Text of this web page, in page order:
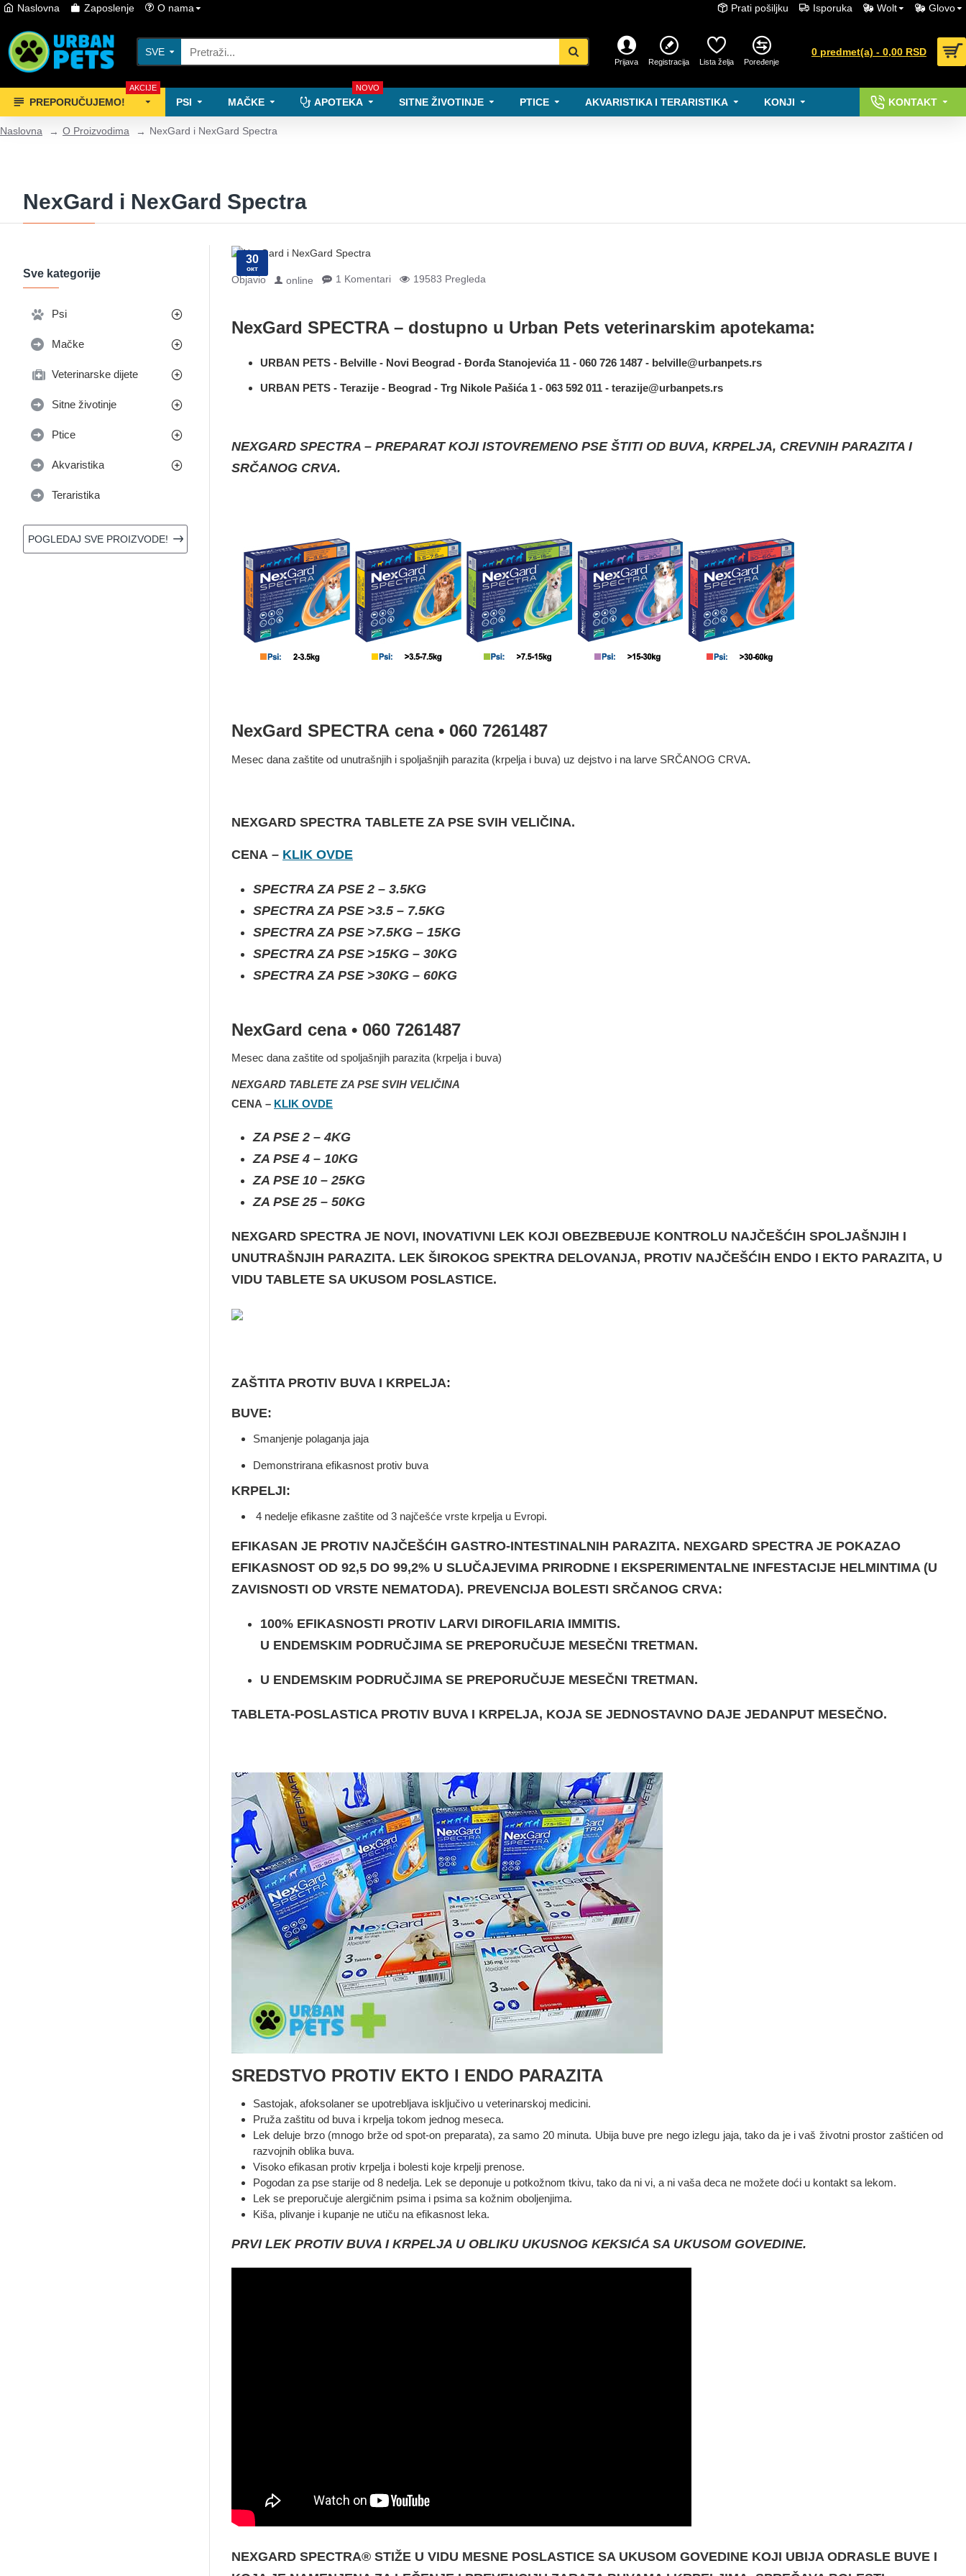
Naslovna Zaposlenje O nama Prati pošiljku Isporuka Wolt Glovo
SVE
Prijava Registracija Lista želja Poređenje
0 predmet(a) - 0,00 RSD
PREPORUČUJEMO!
AKCIJE
PSI MAČKE APOTEKA
NOVO
SITNE ŽIVOTINJE PTICE AKVARISTIKA I TERARISTIKA KONJI KONTAKT
Naslovna O Proizvodima NexGard i NexGard Spectra
NexGard i NexGard Spectra
Sve kategorije
Psi
Mačke
Veterinarske dijete
Sitne životinje
Ptice
Akvaristika
Teraristika
POGLEDAJ SVE PROIZVODE!
30
окт
Objavio online 1 Komentari 19583 Pregleda
NexGard SPECTRA – dostupno u Urban Pets veterinarskim apotekama:
URBAN PETS - Belville - Novi Beograd - Đorđa Stanojevića 11 - 060 726 1487 - belville@urbanpets.rs
URBAN PETS - Terazije - Beograd - Trg Nikole Pašića 1 - 063 592 011 - terazije@urbanpets.rs
NEXGARD SPECTRA – PREPARAT KOJI ISTOVREMENO PSE ŠTITI OD BUVA, KRPELJA, CREVNIH PARAZITA I
SRČANOG CRVA.
NexGard SPECTRA cena • 060 7261487
Mesec dana zaštite od unutrašnjih i spoljašnjih parazita (krpelja i buva) uz dejstvo i na larve SRČANOG CRVA.
NEXGARD SPECTRA TABLETE ZA PSE SVIH VELIČINA.
CENA – KLIK OVDE
SPECTRA ZA PSE 2 – 3.5KG
SPECTRA ZA PSE >3.5 – 7.5KG
SPECTRA ZA PSE >7.5KG – 15KG
SPECTRA ZA PSE >15KG – 30KG
SPECTRA ZA PSE >30KG – 60KG
NexGard cena • 060 7261487
Mesec dana zaštite od spoljašnjih parazita (krpelja i buva)
NEXGARD TABLETE ZA PSE SVIH VELIČINA
CENA – KLIK OVDE
ZA PSE 2 – 4KG
ZA PSE 4 – 10KG
ZA PSE 10 – 25KG
ZA PSE 25 – 50KG
NEXGARD SPECTRA JE NOVI, INOVATIVNI LEK KOJI OBEZBEĐUJE KONTROLU NAJČEŠĆIH SPOLJAŠNJIH I
UNUTRAŠNJIH PARAZITA. LEK ŠIROKOG SPEKTRA DELOVANJA, PROTIV NAJČEŠĆIH ENDO I EKTO PARAZITA, U
VIDU TABLETE SA UKUSOM POSLASTICE.
ZAŠTITA PROTIV BUVA I KRPELJA:
BUVE:
Smanjenje polaganja jaja
Demonstrirana efikasnost protiv buva
KRPELJI:
4 nedelje efikasne zaštite od 3 najčešće vrste krpelja u Evropi.
EFIKASAN JE PROTIV NAJČEŠĆIH GASTRO-INTESTINALNIH PARAZITA. NEXGARD SPECTRA JE POKAZAO
EFIKASNOST OD 92,5 DO 99,2% U SLUČAJEVIMA PRIRODNE I EKSPERIMENTALNE INFESTACIJE HELMINTIMA (U
ZAVISNOSTI OD VRSTE NEMATODA). PREVENCIJA BOLESTI SRČANOG CRVA:
100% EFIKASNOSTI PROTIV LARVI DIROFILARIA IMMITIS.
U ENDEMSKIM PODRUČJIMA SE PREPORUČUJE MESEČNI TRETMAN.
U ENDEMSKIM PODRUČJIMA SE PREPORUČUJE MESEČNI TRETMAN.
TABLETA-POSLASTICA PROTIV BUVA I KRPELJA, KOJA SE JEDNOSTAVNO DAJE JEDANPUT MESEČNO.
SREDSTVO PROTIV EKTO I ENDO PARAZITA
Sastojak, afoksolaner se upotrebljava isključivo u veterinarskoj medicini.
Pruža zaštitu od buva i krpelja tokom jednog meseca.
Lek deluje brzo (mnogo brže od spot-on preparata), za samo 20 minuta. Ubija buve pre nego izlegu jaja, tako da je i vaš životni prostor zaštićen od
razvojnih oblika buva.
Visoko efikasan protiv krpelja i bolesti koje krpelji prenose.
Pogodan za pse starije od 8 nedelja. Lek se deponuje u potkožnom tkivu, tako da ni vi, a ni vaša deca ne možete doći u kontakt sa lekom.
Lek se preporučuje alergičnim psima i psima sa kožnim oboljenjima.
Kiša, plivanje i kupanje ne utiču na efikasnost leka.
PRVI LEK PROTIV BUVA I KRPELJA U OBLIKU UKUSNOG KEKSIĆA SA UKUSOM GOVEDINE.
NEXGARD SPECTRA® STIŽE U VIDU MESNE POSLASTICE SA UKUSOM GOVEDINE KOJI UBIJA ODRASLE BUVE I